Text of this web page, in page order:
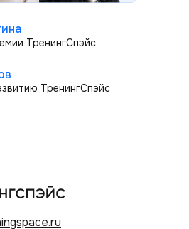
ТренингСпэйс
ТренингСпэйс